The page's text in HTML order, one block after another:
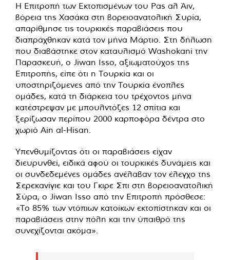
Η Επιτροπή των Εκτοπισμένων του Ρας αλ Άιν,
βόρεια της Χασάκα στη βορειοανατολική Συρία,
απαρίθμησε τις τουρκικές παραβιάσεις που
διαπράχθηκαν κατά τον μήνα Μάρτιο. Στη δήλωση
που διαβάστηκε στον καταυλισμό Washokani την
Παρασκευή, ο Jiwan Isso, αξιωματούχος της
Επιτροπής, είπε ότι η Τουρκία και οι
υποστηριζόμενες από την Τουρκία ένοπλες
ομάδες, κατά τη διάρκεια του τρέχοντος μήνα
κατέστρεψαν με μπουλντόζες 12 σπίτια και
ξερίζωσαν περίπου 2000 καρποφόρα δέντρα στο
χωριό Ain al-Hisan.
Υπενθυμίζοντας ότι οι παραβιάσεις είχαν
διευρυνθεί, ειδικά αφού οι τουρκικές δυνάμεις και
οι συνδεδεμένες ομάδες ανέλαβαν τον έλεγχο της
Σερεκανίγιε και του Γκιρε Σπι στη βορειοανατολική
Σύρα, ο Jiwan Isso από την Επιτροπή πρόσθεσε:
«Το 85% των ντόπιων κατοίκων εκτοπίστηκαν και οι
παραβιάσεις στην πόλη και την ύπαιθρό της
συνεχίζονται ακόμα».